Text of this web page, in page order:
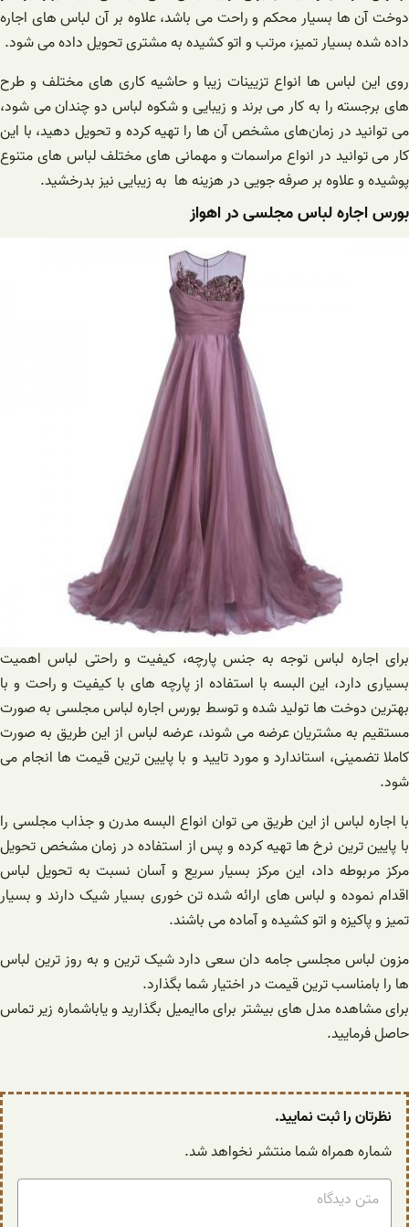
دوخت آن ها بسیار محکم و راحت می باشد، علاوه بر آن لباس های اجاره
داده شده بسیار تمیز، مرتب و اتو کشیده به مشتری تحویل داده می شود.
روی این لباس ها انواع تزیینات زیبا و حاشیه کاری های مختلف و طرح
های برجسته را به کار می برند و زیبایی و شکوه لباس دو چندان می شود،
می توانید در زمان‌های مشخص آن ها را تهیه کرده و تحویل دهید، با این
کار می توانید در انواع مراسمات و مهمانی های مختلف لباس های متنوع
پوشیده و علاوه بر صرفه جویی در هزینه ها به زیبایی نیز بدرخشید.
بورس اجاره لباس مجلسی در اهواز
برای اجاره لباس توجه به جنس پارچه، کیفیت و راحتی لباس اهمیت
بسیاری دارد، این البسه با استفاده از پارچه های با کیفیت و راحت و با
بهترین دوخت ها تولید شده و توسط بورس اجاره لباس مجلسی به صورت
مستقیم به مشتریان عرضه می‌ شوند، عرضه لباس از این طریق به صورت
کاملا تضمینی، استاندارد و مورد تایید و با پایین ترین قیمت ها انجام می
شود.
با اجاره لباس از این طریق می توان انواع البسه مدرن و جذاب مجلسی را
با پایین ترین نرخ ها تهیه کرده و پس از استفاده در زمان مشخص تحویل
مرکز مربوطه داد، این مرکز بسیار سریع و آسان نسبت به تحویل لباس
اقدام نموده و لباس های ارائه شده تن خوری بسیار شیک دارند و بسیار
تمیز و پاکیزه و اتو کشیده و آماده می باشند.
مزون لباس مجلسی جامه دان سعی دارد شیک ترین و به روز ترین لباس
ها را بامناسب ترین قیمت در اختیار شما بگذارد.
برای مشاهده مدل های بیشتر برای ماایمیل بگذارید و یاباشماره زیر تماس
حاصل فرمایید.
نظرتان را ثبت نمایید.
شماره همراه شما منتشر نخواهد شد.